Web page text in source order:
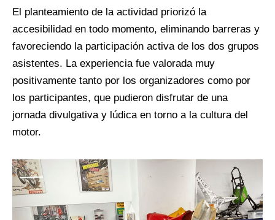
El planteamiento de la actividad priorizó la
accesibilidad en todo momento, eliminando barreras y
favoreciendo la participación activa de los dos grupos
asistentes. La experiencia fue valorada muy
positivamente tanto por los organizadores como por
los participantes, que pudieron disfrutar de una
jornada divulgativa y lúdica en torno a la cultura del
motor.